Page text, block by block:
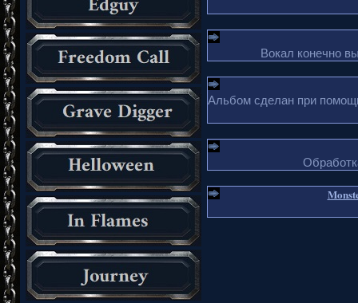
Вокал конечно
Альбом сделан при